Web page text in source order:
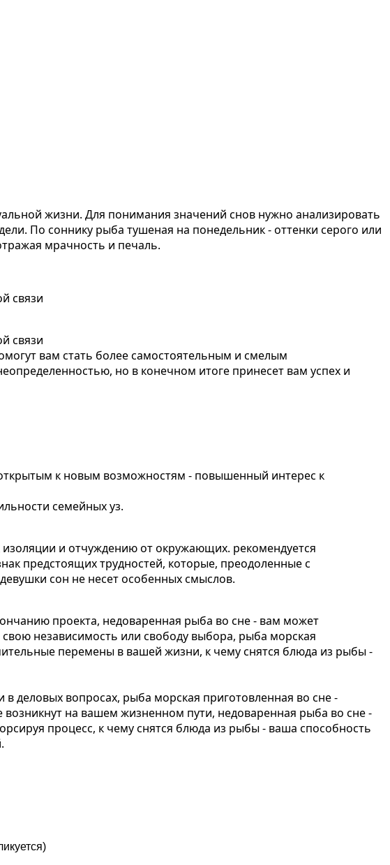
жизни. Для понимания значений снов нужно анализировать
По соннику рыба тушеная на понедельник - оттенки серого или
мрачность и печаль.
связи
связи
вам стать более самостоятельным и смелым
но в конечном итоге принесет вам успех и
к новым возможностям - повышенный интерес к
семейных уз.
и отчуждению от окружающих. рекомендуется
предстоящих трудностей, которые, преодоленные с
сон не несет особенных смыслов.
проекта, недоваренная рыба во сне - вам может
независимость или свободу выбора, рыба морская
перемены в вашей жизни, к чему снятся блюда из рыбы -
деловых вопросах, рыба морская приготовленная во сне -
на вашем жизненном пути, недоваренная рыба во сне -
процесс, к чему снятся блюда из рыбы - ваша способность